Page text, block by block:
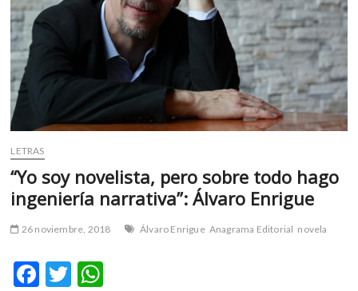
m
v
l
g
e
r
LETRAS
“Yo soy novelista, pero sobre todo hago
ingeniería narrativa”: Álvaro Enrigue
26 noviembre, 2018 Álvaro Enrigue Anagrama Editorial novela
F
T